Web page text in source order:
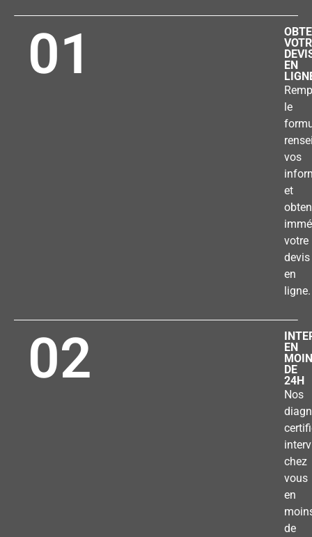
01
EN
le
vos
et
votre
devis
en
ligne.
02
EN
DE
24H
Nos
chez
vous
en
de